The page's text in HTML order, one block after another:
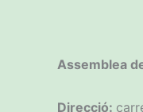
Assemblea
Direcció: